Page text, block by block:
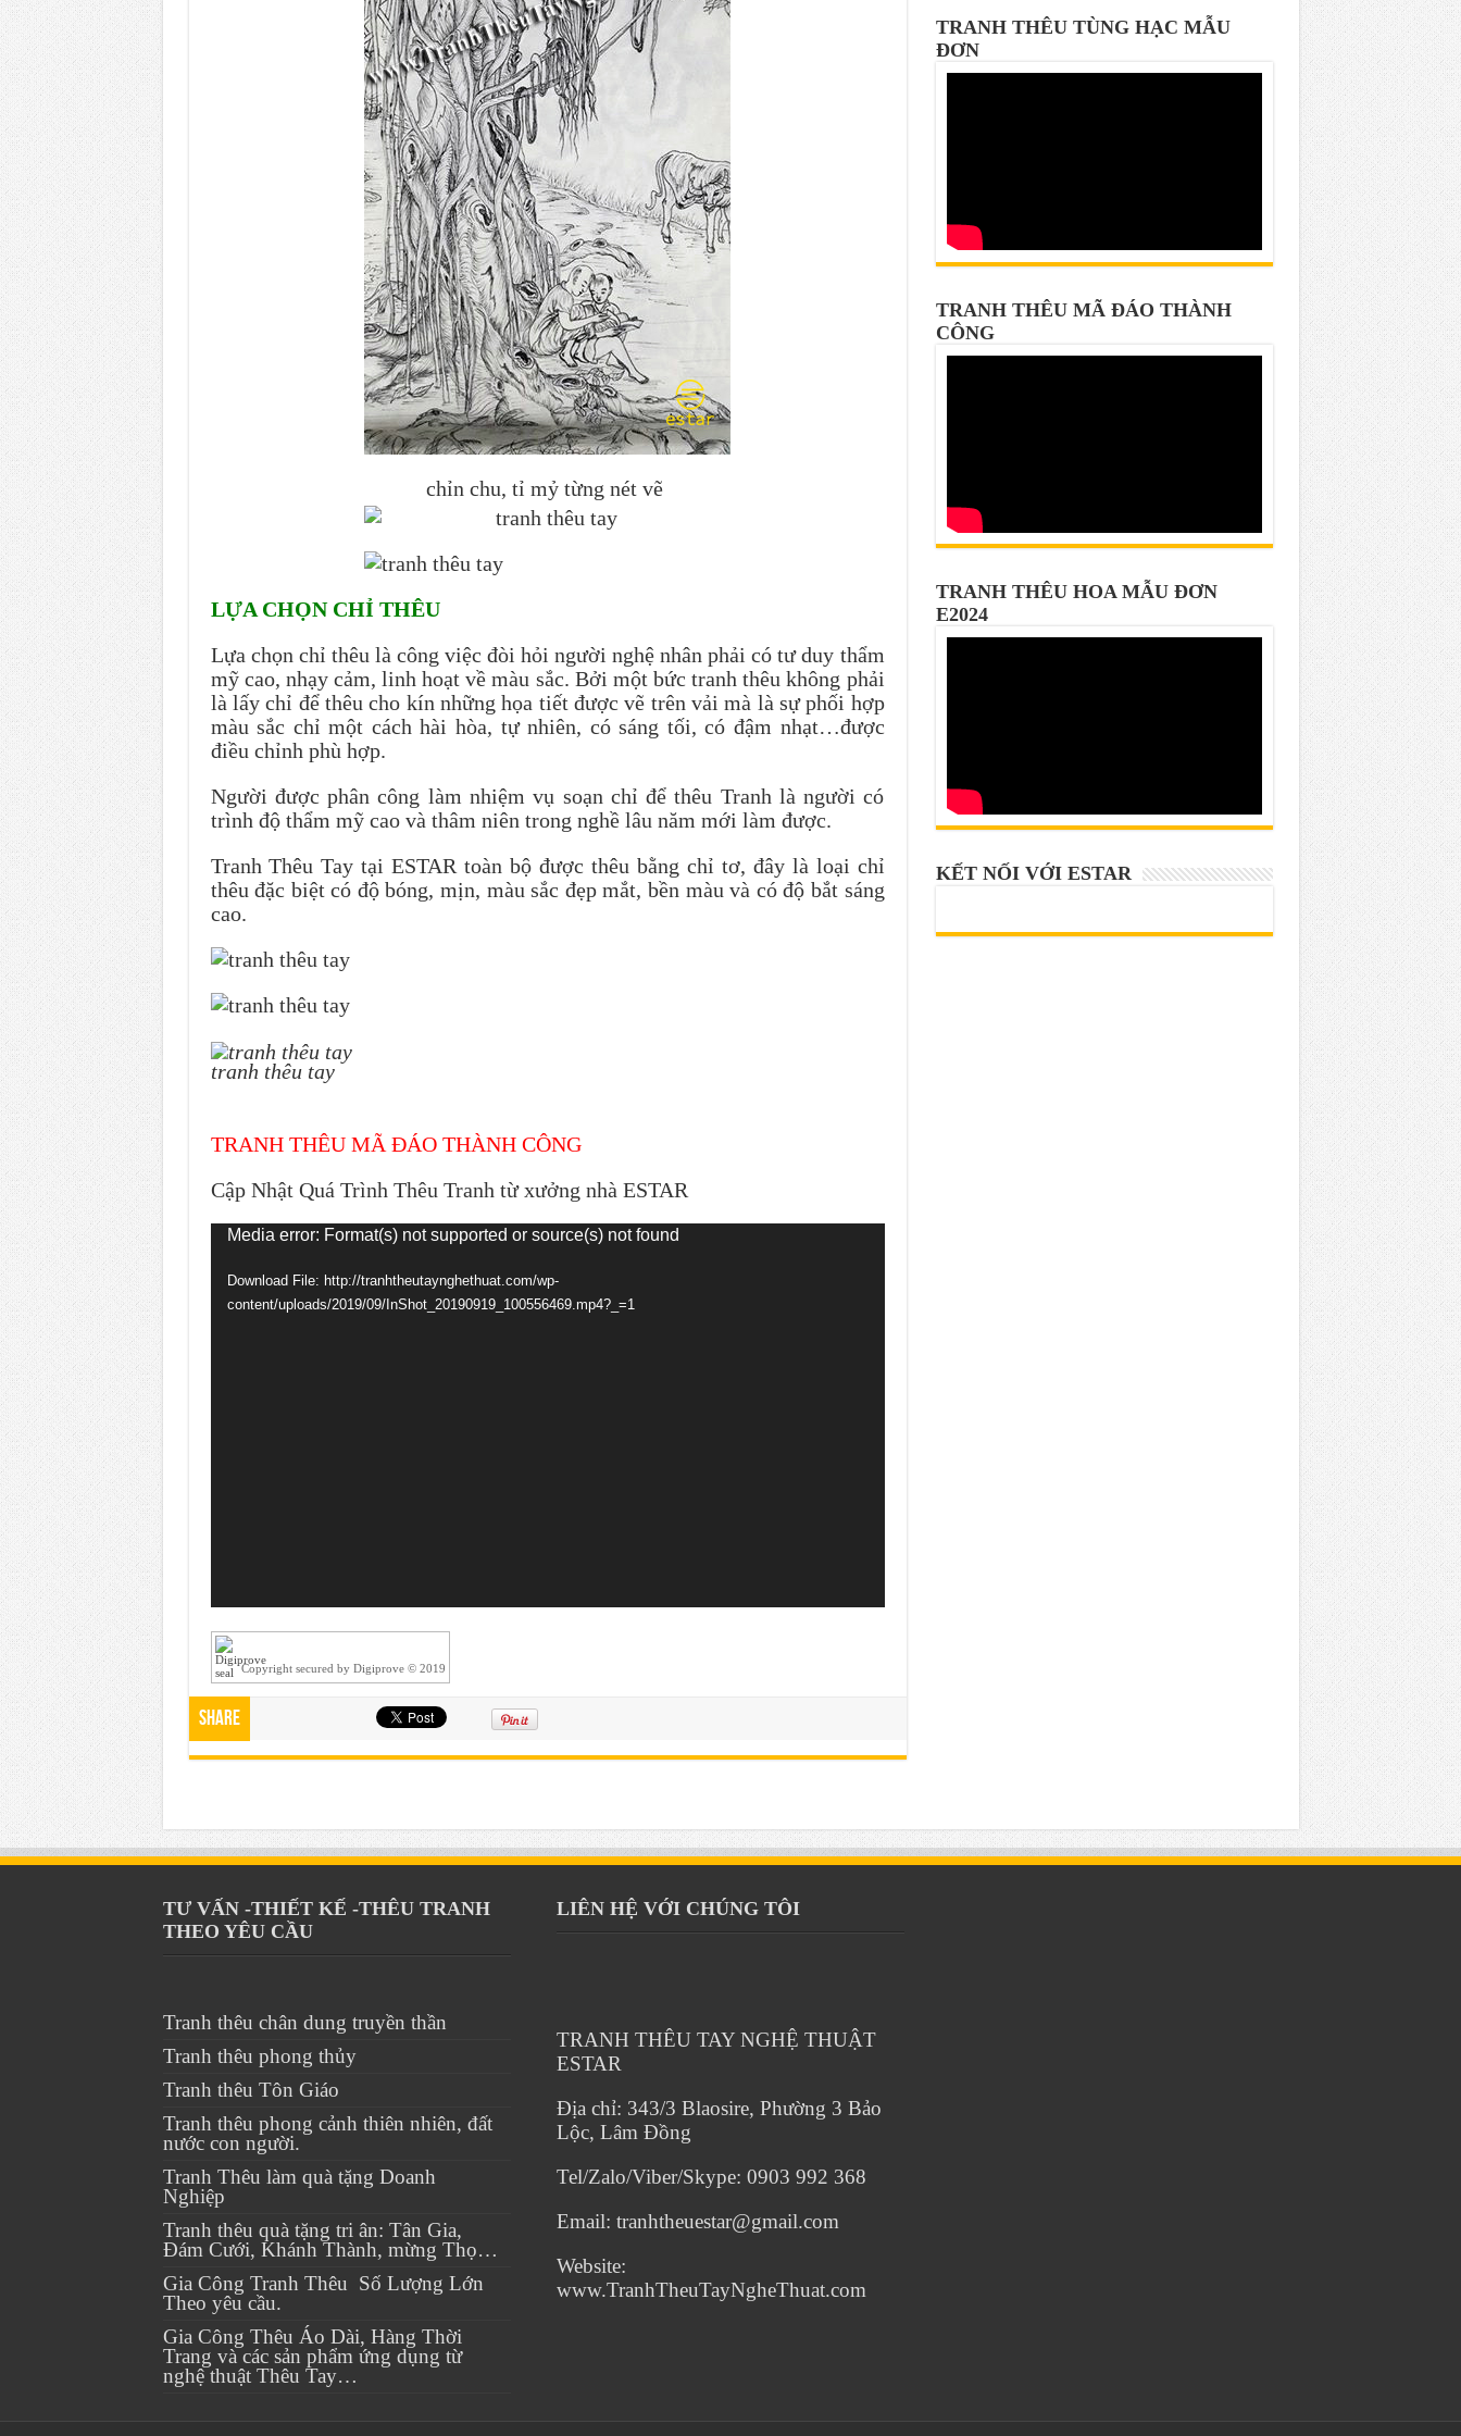
chỉn chu, tỉ mỷ từng nét vẽ
LỰA CHỌN CHỈ THÊU
Lựa chọn chỉ thêu là công việc đòi hỏi người nghệ nhân phải có tư duy thẩm
mỹ cao, nhạy cảm, linh hoạt về màu sắc. Bởi một bức tranh thêu không phải
là lấy chỉ để thêu cho kín những họa tiết được vẽ trên vải mà là sự phối hợp
màu sắc chỉ một cách hài hòa, tự nhiên, có sáng tối, có đậm nhạt…được
điều chỉnh phù hợp.
Người được phân công làm nhiệm vụ soạn chỉ để thêu Tranh là người có
trình độ thẩm mỹ cao và thâm niên trong nghề lâu năm mới làm được.
Tranh Thêu Tay tại ESTAR toàn bộ được thêu bằng chỉ tơ, đây là loại chỉ
thêu đặc biệt có độ bóng, mịn, màu sắc đẹp mắt, bền màu và có độ bắt sáng
cao.
tranh thêu tay
TRANH THÊU MÃ ĐÁO THÀNH CÔNG
Cập Nhật Quá Trình Thêu Tranh từ xưởng nhà ESTAR
Video
Media error: Format(s) not supported or source(s) not found
Download File: http://tranhtheutaynghethuat.com/wp-
content/uploads/2019/09/InShot_20190919_100556469.mp4?_=1
Copyright secured by Digiprove © 2019
Share
TRANH THÊU TÙNG HẠC MẪU
ĐƠN
TRANH THÊU MÃ ĐÁO THÀNH
CÔNG
TRANH THÊU HOA MẪU ĐƠN
E2024
KẾT NỐI VỚI ESTAR
TƯ VẤN -THIẾT KẾ -THÊU TRANH
THEO YÊU CẦU
Tranh thêu chân dung truyền thần
Tranh thêu phong thủy
Tranh thêu Tôn Giáo
Tranh thêu phong cảnh thiên nhiên, đất
nước con người.
Tranh Thêu làm quà tặng Doanh
Nghiệp
Tranh thêu quà tặng tri ân: Tân Gia,
Đám Cưới, Khánh Thành, mừng Thọ…
Gia Công Tranh Thêu Số Lượng Lớn
Theo yêu cầu.
Gia Công Thêu Áo Dài, Hàng Thời
Trang và các sản phẩm ứng dụng từ
nghệ thuật Thêu Tay…
LIÊN HỆ VỚI CHÚNG TÔI
TRANH THÊU TAY NGHỆ THUẬT
ESTAR
Địa chỉ: 343/3 Blaosire, Phường 3 Bảo
Lộc, Lâm Đồng
Tel/Zalo/Viber/Skype: 0903 992 368
Email: tranhtheuestar@gmail.com
Website:
www.TranhTheuTayNgheThuat.com